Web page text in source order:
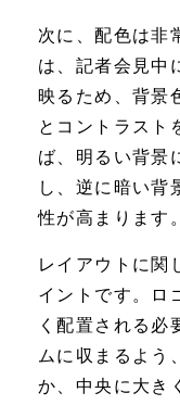
次に、配色は非
は、記者会見中
映るため、背景
とコントラスト
ば、明るい背景
し、逆に暗い背
性が高まります。
レイアウトに関
イントです。ロ
く配置される必
ムに収まるよう
か、中央に大き